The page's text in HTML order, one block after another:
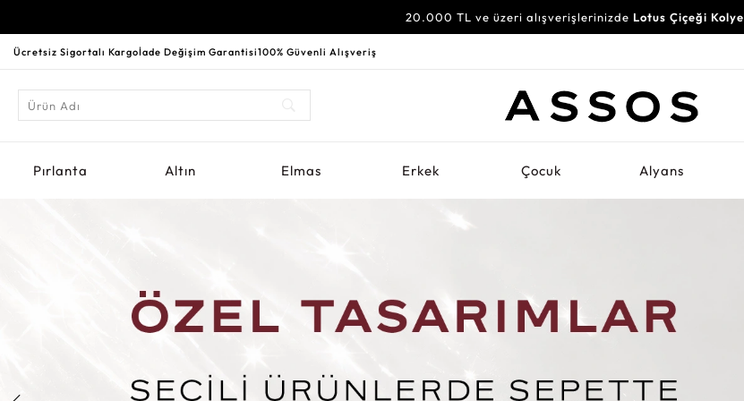
20.000 TL ve üzeri alışverişlerinizde Lotus Çiçeği Kolye
Ücretsiz Sigortalı Kargoİade Değişim Garantisi100% Güvenli Alışveriş
Pırlanta Altın Elmas Erkek Çocuk Alyans